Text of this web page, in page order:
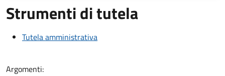
Strumenti di tutela
Tutela amministrativa
Argomenti: